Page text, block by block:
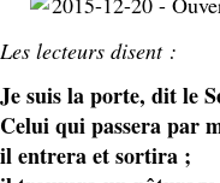
Les lecteurs disent :
Je suis la porte, dit le
Celui qui passera par
il entrera et sortira ;